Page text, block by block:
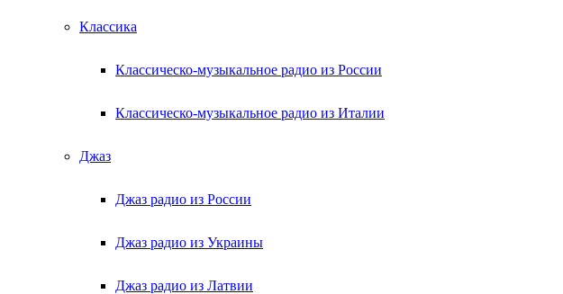
Классика
Классическо-музыкальное радио из России
Классическо-музыкальное радио из Италии
Джаз
Джаз радио из России
Джаз радио из Украины
Джаз радио из Латвии